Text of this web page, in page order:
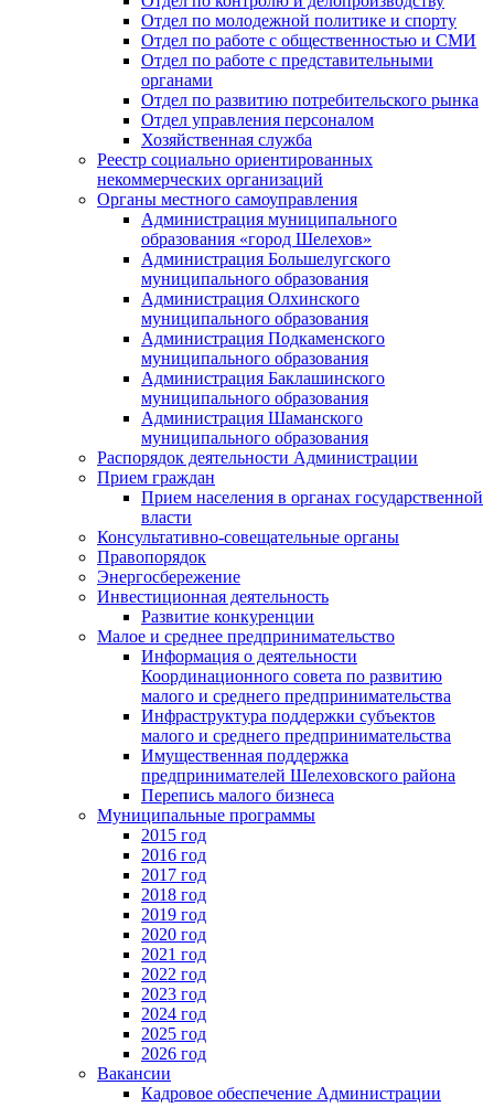
Отдел по молодежной политике и спорту
Отдел по работе с общественностью и СМИ
Отдел по работе с представительными
органами
Отдел по развитию потребительского рынка
Отдел управления персоналом
Хозяйственная служба
Реестр социально ориентированных
некоммерческих организаций
Органы местного самоуправления
Администрация муниципального
образования «город Шелехов»
Администрация Большелугского
муниципального образования
Администрация Олхинского
муниципального образования
Администрация Подкаменского
муниципального образования
Администрация Баклашинского
муниципального образования
Администрация Шаманского
муниципального образования
Распорядок деятельности Администрации
Прием граждан
Прием населения в органах государственной
власти
Консультативно-совещательные органы
Правопорядок
Энергосбережение
Инвестиционная деятельность
Развитие конкуренции
Малое и среднее предпринимательство
Информация о деятельности
Координационного совета по развитию
малого и среднего предпринимательства
Инфраструктура поддержки субъектов
малого и среднего предпринимательства
Имущественная поддержка
предпринимателей Шелеховского района
Перепись малого бизнеса
Муниципальные программы
2015 год
2016 год
2017 год
2018 год
2019 год
2020 год
2021 год
2022 год
2023 год
2024 год
2025 год
2026 год
Вакансии
Кадровое обеспечение Администрации